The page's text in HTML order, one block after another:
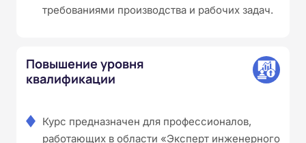
требованиями производства и рабочих задач.
Повышение уровня
квалификации
Курс предназначен для профессионалов,
работающих в области «Эксперт инженерного